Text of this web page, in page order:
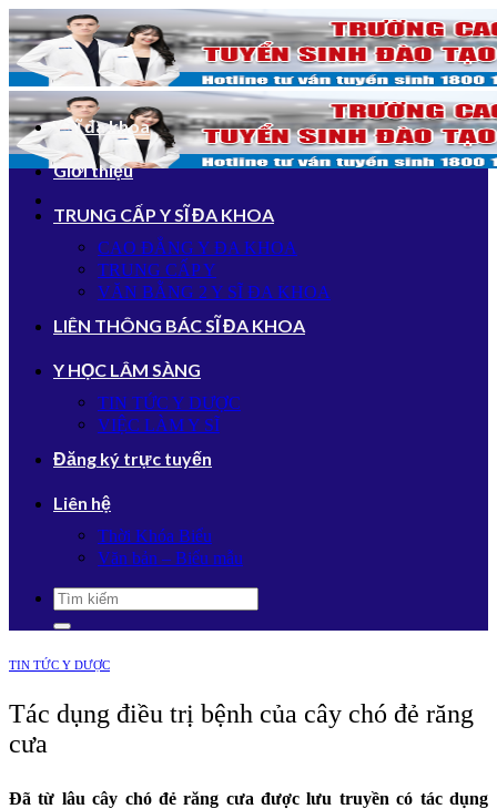
Bỏ
qua
nội
dung
Y sĩ đa khoa
Giới thiệu
TRUNG CẤP Y SĨ ĐA KHOA
CAO ĐẲNG Y ĐA KHOA
TRUNG CẤP Y
VĂN BẰNG 2 Y SĨ ĐA KHOA
LIÊN THÔNG BÁC SĨ ĐA KHOA
Y HỌC LÂM SÀNG
TIN TỨC Y DƯỢC
VIỆC LÀM Y SĨ
Đăng ký trực tuyến
Liên hệ
Thời Khóa Biểu
Văn bản – Biểu mẫu
TIN TỨC Y DƯỢC
Tác dụng điều trị bệnh của cây chó đẻ răng
cưa
Đã từ lâu cây chó đẻ răng cưa được lưu truyền có tác dụng